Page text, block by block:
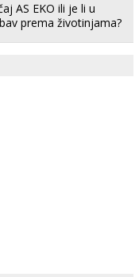
AS EKO ili je li u
prema životinjama?